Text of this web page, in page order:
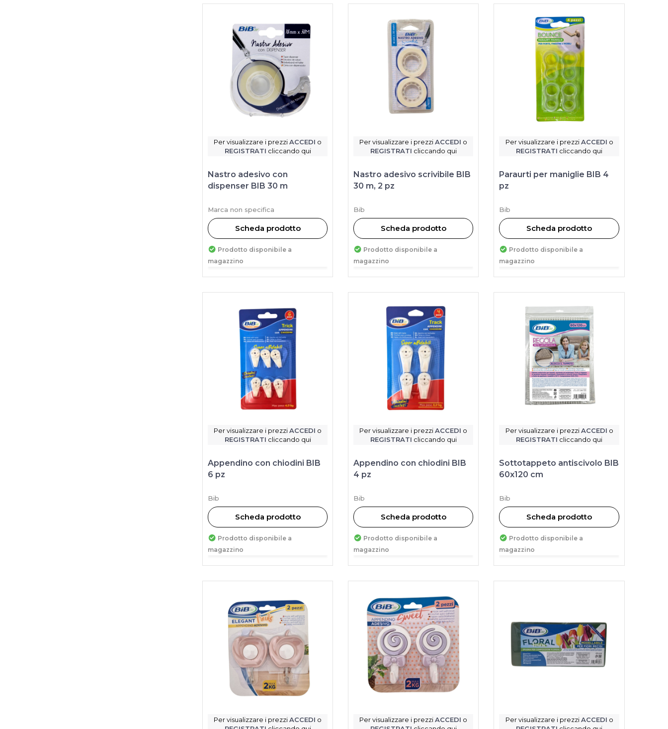
Per visualizzare i prezziACCEDI o
REGISTRATI cliccando qui
Nastro adesivo con
dispenser BIB 30 m
Marca non specifica
Scheda prodotto
Prodotto disponibile a
magazzino
Per visualizzare i prezziACCEDI o
REGISTRATI cliccando qui
Nastro adesivo scrivibile BIB
30 m, 2 pz
Bib
Scheda prodotto
Prodotto disponibile a
magazzino
Per visualizzare i prezziACCEDI o
REGISTRATI cliccando qui
Paraurti per maniglie BIB 4
pz
Bib
Scheda prodotto
Prodotto disponibile a
magazzino
Per visualizzare i prezziACCEDI o
REGISTRATI cliccando qui
Appendino con chiodini BIB
6 pz
Bib
Scheda prodotto
Prodotto disponibile a
magazzino
Per visualizzare i prezziACCEDI o
REGISTRATI cliccando qui
Appendino con chiodini BIB
4 pz
Bib
Scheda prodotto
Prodotto disponibile a
magazzino
Per visualizzare i prezziACCEDI o
REGISTRATI cliccando qui
Sottotappeto antiscivolo BIB
60x120 cm
Bib
Scheda prodotto
Prodotto disponibile a
magazzino
Per visualizzare i prezziACCEDI o
Per visualizzare i prezziACCEDI o
Per visualizzare i prezziACCEDI o